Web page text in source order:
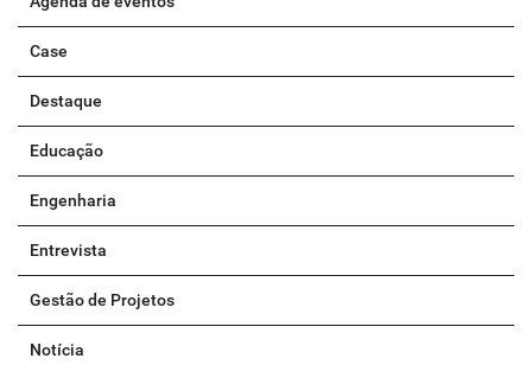
Case
Destaque
Educação
Engenharia
Entrevista
Gestão de Projetos
Notícia